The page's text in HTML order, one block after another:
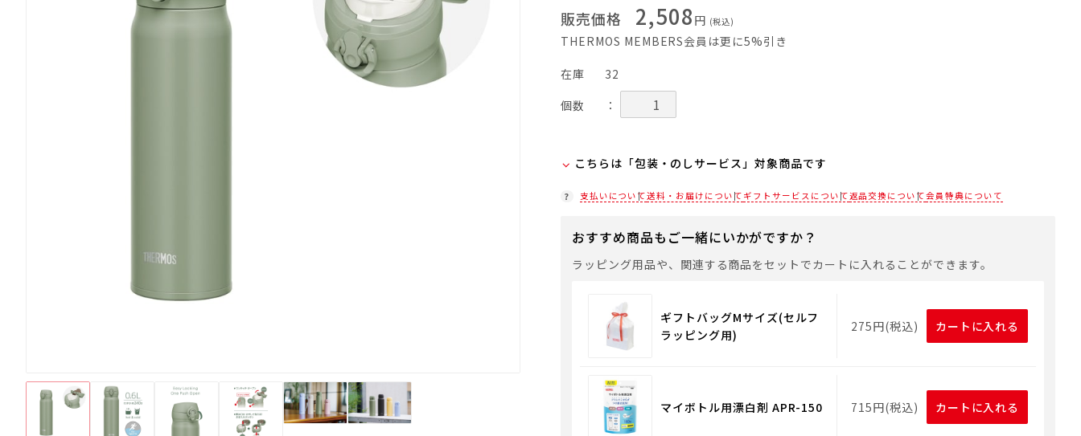
販売価格 2,508 円 (税込)
THERMOS MEMBERS会員は更に5%引き
在庫
32
個数
：
こちらは「包装・のしサービス」対象商品です
弊社での包装・のしを希望される場合は、商品をカートに入れた後に「会員限定のし・
「包装・のしサービス」には、手提げ袋やギフトバッグは含まれておりません。手提げ
袋やギフトバッグを希望される場合は、以下よりご購入をお願いいたします。
支払いについて送料・お届けについて ギフトサービスについて返品交換について会員特典について
おすすめ商品もご一緒にいかがですか？
ラッピング用品や、関連する商品をセットでカートに入れることができます。
ギフトバッグMサイズ(セルフ
ラッピング用)
275円(税込) カートに入れる
マイボトル用漂白剤 APR-150 715円(税込) カートに入れる